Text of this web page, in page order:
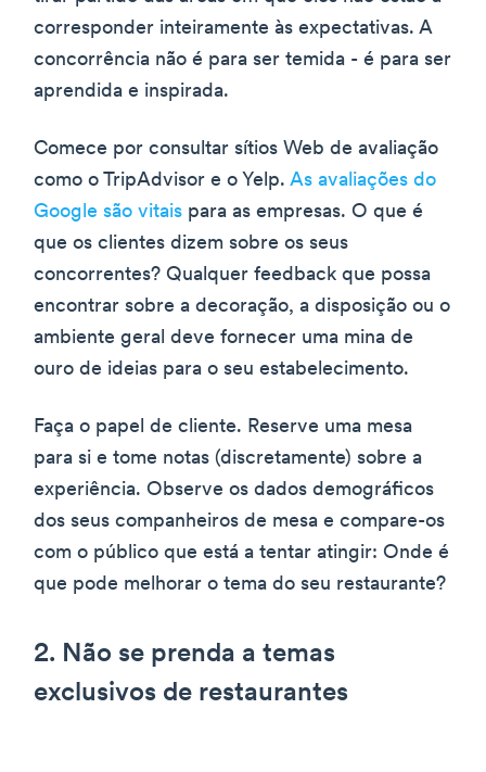
corresponder inteiramente às expectativas. A
concorrência não é para ser temida - é para ser
aprendida e inspirada.
Comece por consultar sítios Web de avaliação
como o TripAdvisor e o Yelp. As avaliações do
Google são vitais para as empresas. O que é
que os clientes dizem sobre os seus
concorrentes? Qualquer feedback que possa
encontrar sobre a decoração, a disposição ou o
ambiente geral deve fornecer uma mina de
ouro de ideias para o seu estabelecimento.
Faça o papel de cliente. Reserve uma mesa
para si e tome notas (discretamente) sobre a
experiência. Observe os dados demográficos
dos seus companheiros de mesa e compare-os
com o público que está a tentar atingir: Onde é
que pode melhorar o tema do seu restaurante?
2. Não se prenda a temas
exclusivos de restaurantes